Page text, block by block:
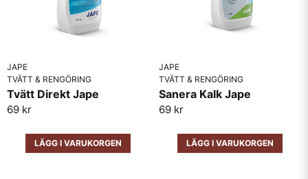
JAPE
TVÄTT & RENGÖRING
Tvätt Direkt Jape
69 kr
LÄGG I VARUKORGEN
JAPE
TVÄTT & RENGÖRING
Sanera Kalk Jape
69 kr
LÄGG I VARUKORGEN
Mögel-Fri appliceras flödigt med lågtrycksspruta, pensel,
roller eller tvättsvamp. Beläggningen dör omgående och ytan
blir steriliserad. Beläggning som sitter kvar på ytan kan vid
Mögel-Fri verka i minst 1 dygn innan ytan borstas eller
tvättas.
Skicka fråga